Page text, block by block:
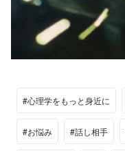
#心理学をもっと身近に
#お悩み #話し相手